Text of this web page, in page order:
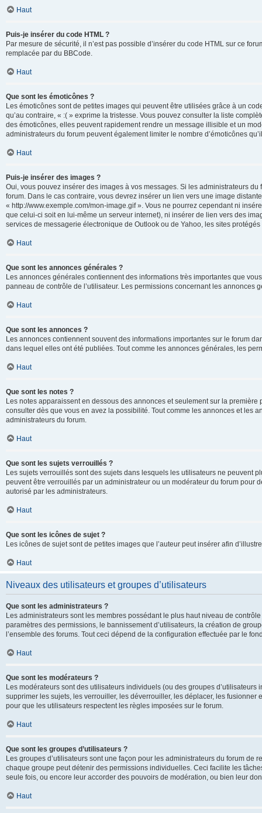
Haut
Puis-je insérer du code HTML ?
Par mesure de sécurité, il n’est pas possible d’insérer du code HTML sur ce
remplacée par du BBCode.
Haut
Que sont les émoticônes ?
Les émoticônes sont de petites images qui peuvent être utilisées grâce à un
qu’au contraire, « :( » exprime la tristesse. Vous pouvez consulter la liste
des émoticônes, elles peuvent rapidement rendre un message illisible et un
administrateurs du forum peuvent également limiter le nombre d’émoticônes
Haut
Puis-je insérer des images ?
Oui, vous pouvez insérer des images à vos messages. Si les administrateurs
forum. Dans le cas contraire, vous devrez insérer un lien vers une image
« http://www.exemple.com/mon-image.gif ». Vous ne pourrez cependant ni
que celui-ci soit en lui-même un serveur internet), ni insérer de lien vers des
services de messagerie électronique de Outlook ou de Yahoo, les sites
Haut
Que sont les annonces générales ?
Les annonces générales contiennent des informations très importantes que
panneau de contrôle de l’utilisateur. Les permissions concernant les annonces
Haut
Que sont les annonces ?
Les annonces contiennent souvent des informations importantes sur le forum
dans lequel elles ont été publiées. Tout comme les annonces générales, les
Haut
Que sont les notes ?
Les notes apparaissent en dessous des annonces et seulement sur la
consulter dès que vous en avez la possibilité. Tout comme les annonces et les
administrateurs du forum.
Haut
Que sont les sujets verrouillés ?
Les sujets verrouillés sont des sujets dans lesquels les utilisateurs ne peuvent
peuvent être verrouillés par un administrateur ou un modérateur du forum pour
autorisé par les administrateurs.
Haut
Que sont les icônes de sujet ?
Les icônes de sujet sont de petites images que l’auteur peut insérer afin
Haut
Niveaux des utilisateurs et groupes d’utilisateurs
Que sont les administrateurs ?
Les administrateurs sont les membres possédant le plus haut niveau de
paramètres des permissions, le bannissement d’utilisateurs, la création de
l’ensemble des forums. Tout ceci dépend de la configuration effectuée par le
Haut
Que sont les modérateurs ?
Les modérateurs sont des utilisateurs individuels (ou des groupes
supprimer les sujets, les verrouiller, les déverrouiller, les déplacer, les
pour que les utilisateurs respectent les règles imposées sur le forum.
Haut
Que sont les groupes d’utilisateurs ?
Les groupes d’utilisateurs sont une façon pour les administrateurs du forum
chaque groupe peut détenir des permissions individuelles. Ceci facilite les
seule fois, ou encore leur accorder des pouvoirs de modération, ou bien leur
Haut